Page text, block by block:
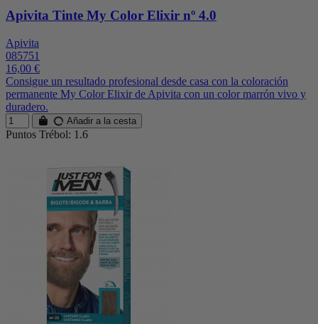
Apivita Tinte My Color Elixir nº 4.0
Apivita
085751
16,00 €
Consigue un resultado profesional desde casa con la coloración
permanente My Color Elixir de Apivita con un color marrón vivo y
duradero.
Añadir a la cesta
Puntos Trébol: 1.6